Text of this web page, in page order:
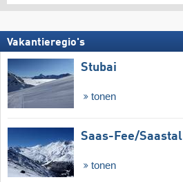
Vakantieregio's
Stubai
tonen
Saas-Fee/​Saastal
tonen